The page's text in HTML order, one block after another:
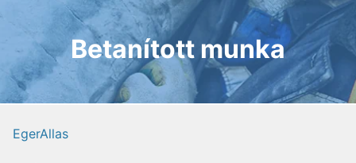
Betanított munka
EgerAllas